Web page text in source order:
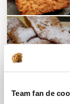
Team fan de
Brioches et